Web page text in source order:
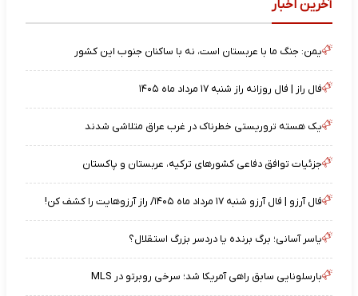
آخرین اخبار
یمن: جنگ ما با عربستان است، نه با ساکنان جنوب این کشور
فال راز | فال روزانه راز شنبه ۱۷ مرداد ماه ۱۴۰۵
یک هسته تروریستی خطرناک در غرب عراق متلاشی شدند
جزئیات توافق دفاعی کشورهای ترکیه، عربستان و پاکستان
فال آرزو | فال آرزو شنبه ۱۷ مرداد ماه ۱۴۰۵/ راز آرزوهایت را کشف کن!
یاسر آسانی؛ برگ برنده یا دردسر بزرگ استقلال؟
بارسلونایی سابق راهی آمریکا شد؛ سرخی روبرتو در MLS